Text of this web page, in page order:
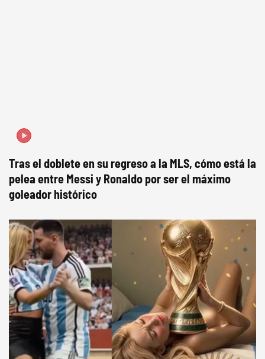
Tras el doblete en su regreso a la MLS, cómo está la
pelea entre Messi y Ronaldo por ser el máximo
goleador histórico